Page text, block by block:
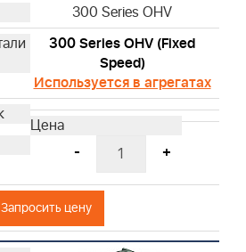
104M0B0116H5YY0001
597189
596088
593562
750 Series DOV
1006025025H5YY1001
1006020190H5YY7001
1006020177H5YY7001
1006070053H5YY0001
1006070054H5YY0001
300 Series OHV
300 Series OHV (Fixed
Speed)
Используется в агрегатах
- +
Запросить цену